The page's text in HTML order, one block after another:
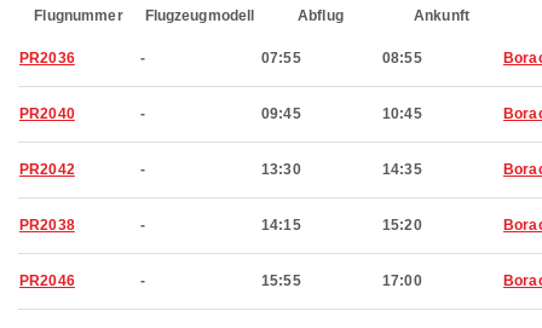
Flugnummer Flugzeugmodell Abflug Ankunft
PR2036 - 07:55 08:55
PR2040 - 09:45 10:45
PR2042 - 13:30 14:35
PR2038 - 14:15 15:20
PR2046 - 15:55 17:00